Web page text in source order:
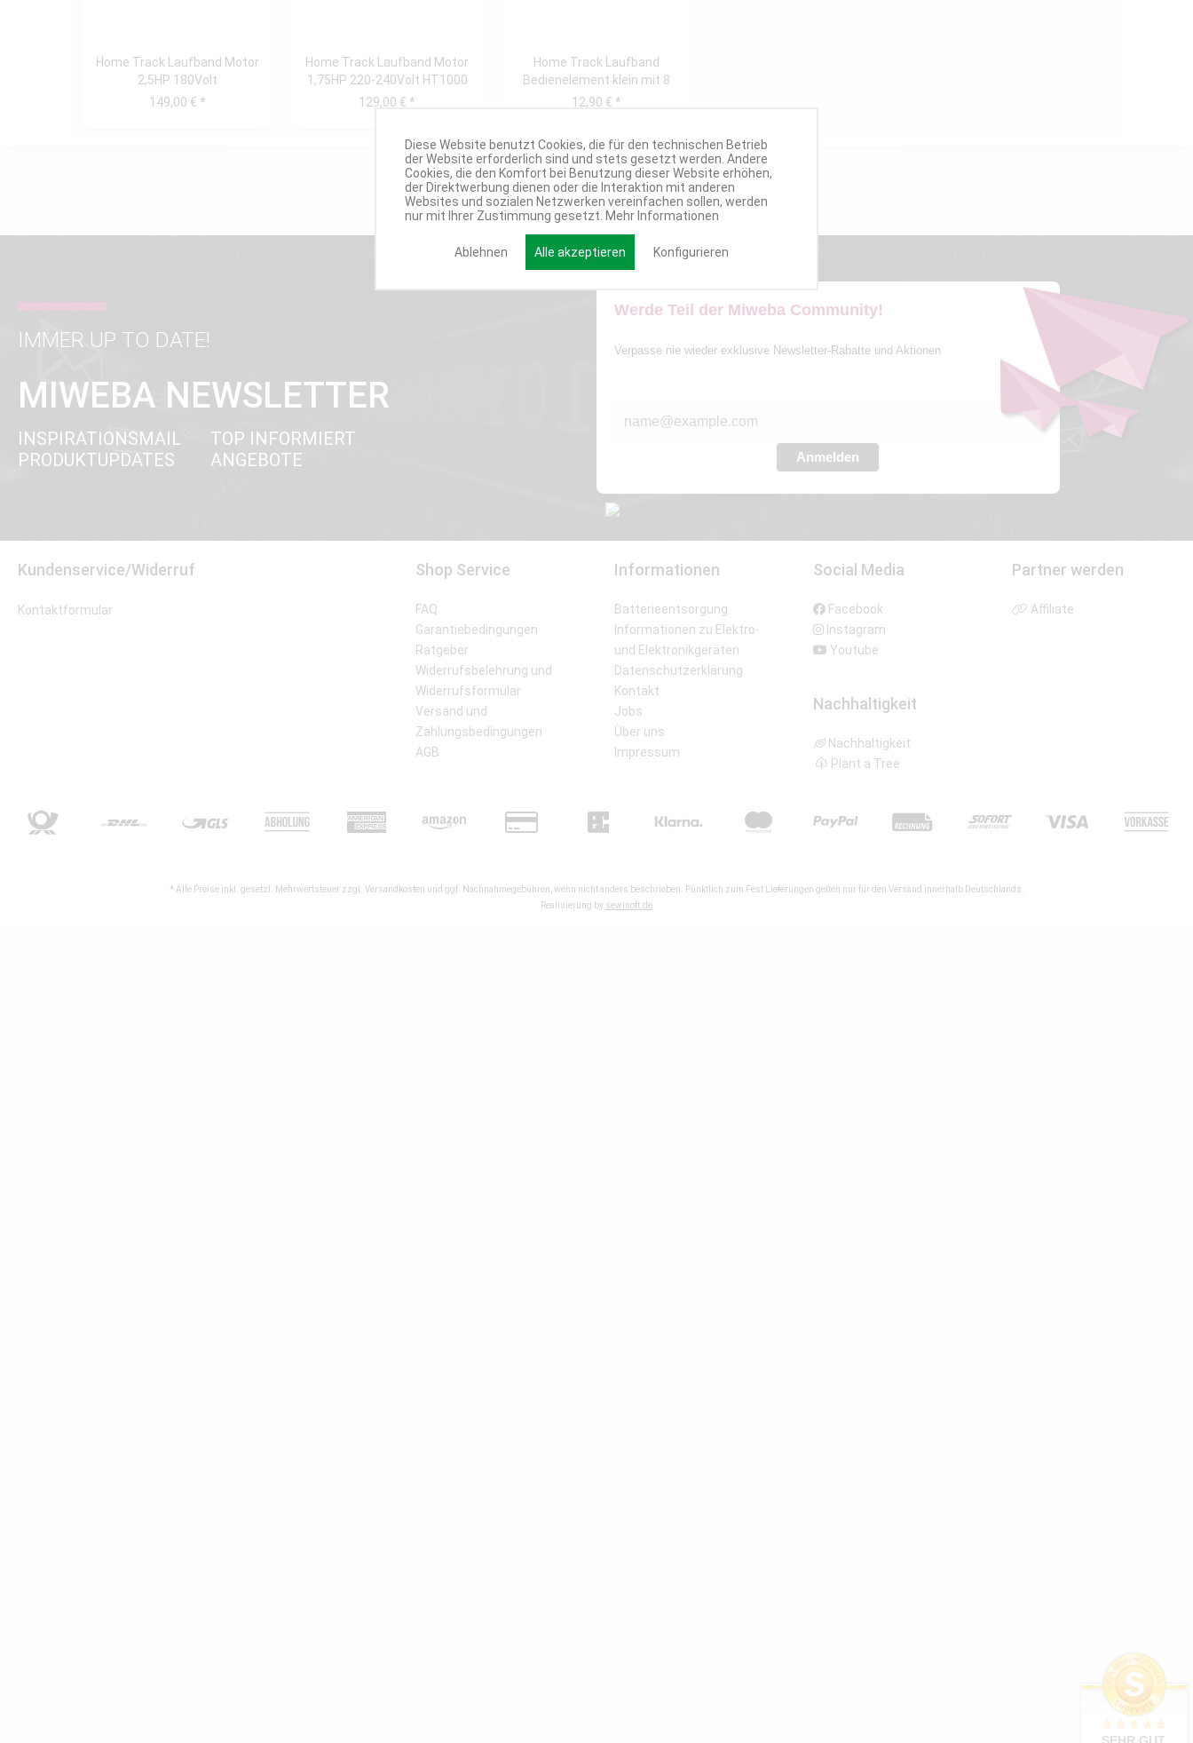
Home Track Laufband Motor
2,5HP 180Volt
149,00 € *
Home Track Laufband Motor
1,75HP 220-240Volt HT1000
129,00 € *
Home Track Laufband
Bedienelement klein mit 8
Federn
12,90 € *
IMMER UP TO DATE!
MIWEBA NEWSLETTER
INSPIRATIONSMAIL
PRODUKTUPDATES
TOP INFORMIERT
ANGEBOTE
Werde Teil der Miweba Community!
Verpasse nie wieder exklusive Newsletter-Rabatte und Aktionen
Anmelden
Kundenservice/Widerruf
Kontaktformular
Shop Service
FAQ
Garantiebedingungen
Ratgeber
Widerrufsbelehrung und
Widerrufsformular
Versand und
Zahlungsbedingungen
AGB
Informationen
Batterieentsorgung
Informationen zu Elektro-
und Elektronikgeräten
Datenschutzerklärung
Kontakt
Jobs
Über uns
Impressum
Social Media
Facebook
Instagram
Youtube
Nachhaltigkeit
Nachhaltigkeit
Plant a Tree
Partner werden
Affiliate
* Alle Preise inkl. gesetzl. Mehrwertsteuer zzgl. Versandkosten und ggf. Nachnahmegebühren, wenn nicht anders beschrieben. Pünktlich zum Fest Lieferungen gelten nur für den Versand innerhalb Deutschlands.
Realisierung by sewisoft.de
Diese Website benutzt Cookies, die für den technischen Betrieb
der Website erforderlich sind und stets gesetzt werden. Andere
Cookies, die den Komfort bei Benutzung dieser Website erhöhen,
der Direktwerbung dienen oder die Interaktion mit anderen
Websites und sozialen Netzwerken vereinfachen sollen, werden
nur mit Ihrer Zustimmung gesetzt. Mehr Informationen
Ablehnen Alle akzeptieren Konfigurieren